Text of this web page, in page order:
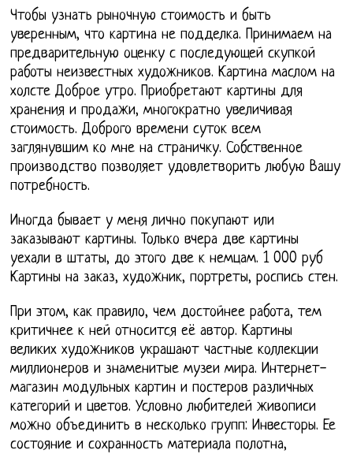
Чтобы узнать рыночную стоимость и быть
уверенным, что картина не подделка. Принимаем на
предварительную оценку с последующей скупкой
работы неизвестных художников. Картина маслом на
холсте Доброе утро. Приобретают картины для
хранения и продажи, многократно увеличивая
стоимость. Доброго времени суток всем
заглянувшим ко мне на страничку. Собственное
производство позволяет удовлетворить любую Вашу
потребность.
Иногда бывает у меня лично покупают или
заказывают картины. Только вчера две картины
уехали в штаты, до этого две к немцам. 1 000 руб
Картины на заказ, художник, портреты, роспись стен.
При этом, как правило, чем достойнее работа, тем
критичнее к ней относится её автор. Картины
великих художников украшают частные коллекции
миллионеров и знаменитые музеи мира. Интернет-
магазин модульных картин и постеров различных
категорий и цветов. Условно любителей живописи
можно объединить в несколько групп: Инвесторы. Ее
состояние и сохранность материала полотна,